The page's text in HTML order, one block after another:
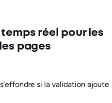
réel pour les
pages
si la validation ajoute